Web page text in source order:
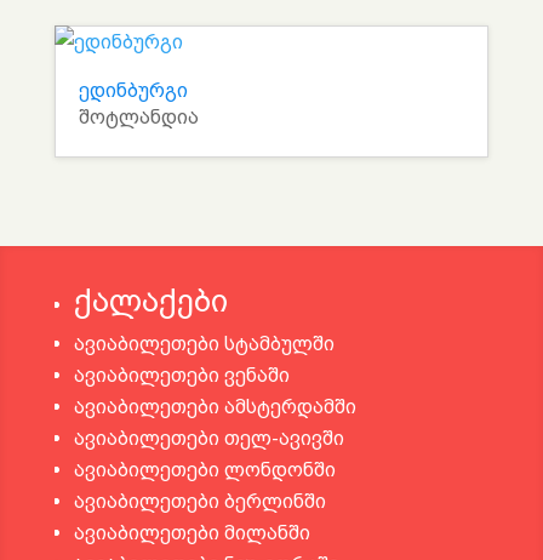
ედინბურგი
შოტლანდია
ქალაქები
ავიაბილეთები სტამბულში
ავიაბილეთები ვენაში
ავიაბილეთები ამსტერდამში
ავიაბილეთები თელ-ავივში
ავიაბილეთები ლონდონში
ავიაბილეთები ბერლინში
ავიაბილეთები მილანში